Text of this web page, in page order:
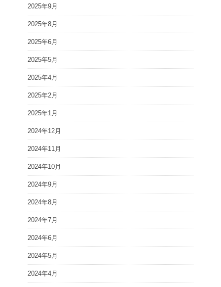
2025年9月
2025年8月
2025年6月
2025年5月
2025年4月
2025年2月
2025年1月
2024年12月
2024年11月
2024年10月
2024年9月
2024年8月
2024年7月
2024年6月
2024年5月
2024年4月